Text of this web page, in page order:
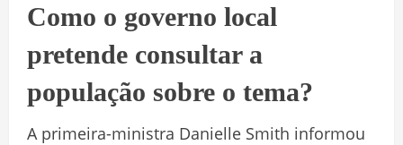
Como o governo local
pretende consultar a
população sobre o tema?
A primeira-ministra Danielle Smith informou